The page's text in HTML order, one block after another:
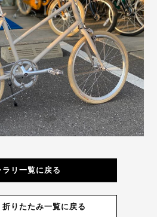
ラリ一覧に戻る
折りたたみ一覧に戻る